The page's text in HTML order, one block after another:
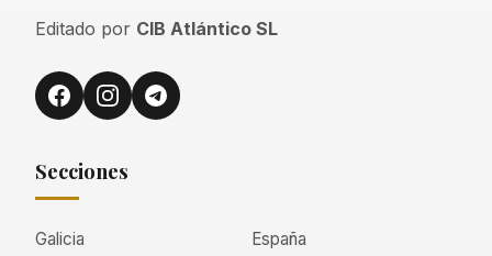
Editado por CIB Atlántico SL
Secciones
Galicia
España